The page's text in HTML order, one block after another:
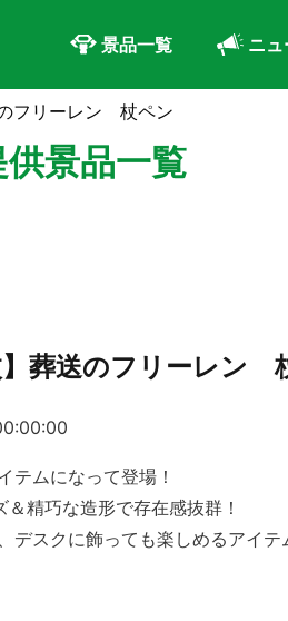
景品一覧 ニュ
フリーレン 杖ペン
景品一覧
】葬送のフリーレン
テムになって登場！
精巧な造形で存在感抜群！
デスクに飾っても楽しめるアイテ